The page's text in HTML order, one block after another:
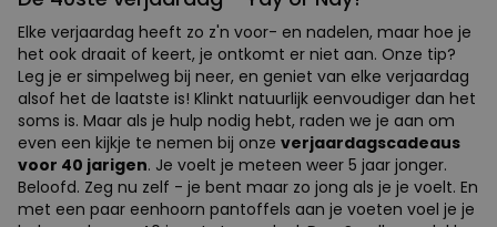
Elke verjaardag heeft zo z'n voor- en nadelen, maar hoe je
het ook draait of keert, je ontkomt er niet aan. Onze tip?
Leg je er simpelweg bij neer, en geniet van elke verjaardag
alsof het de laatste is! Klinkt natuurlijk eenvoudiger dan het
soms is. Maar als je hulp nodig hebt, raden we je aan om
even een kijkje te nemen bij onze verjaardagscadeaus
voor 40 jarigen. Je voelt je meteen weer 5 jaar jonger.
Beloofd. Zeg nu zelf - je bent maar zo jong als je je voelt. En
met een paar eenhoorn pantoffels aan je voeten voel je je